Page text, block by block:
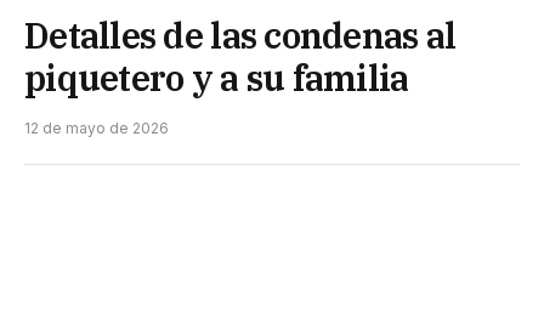
Detalles de las condenas al
piquetero y a su familia
12 de mayo de 2026